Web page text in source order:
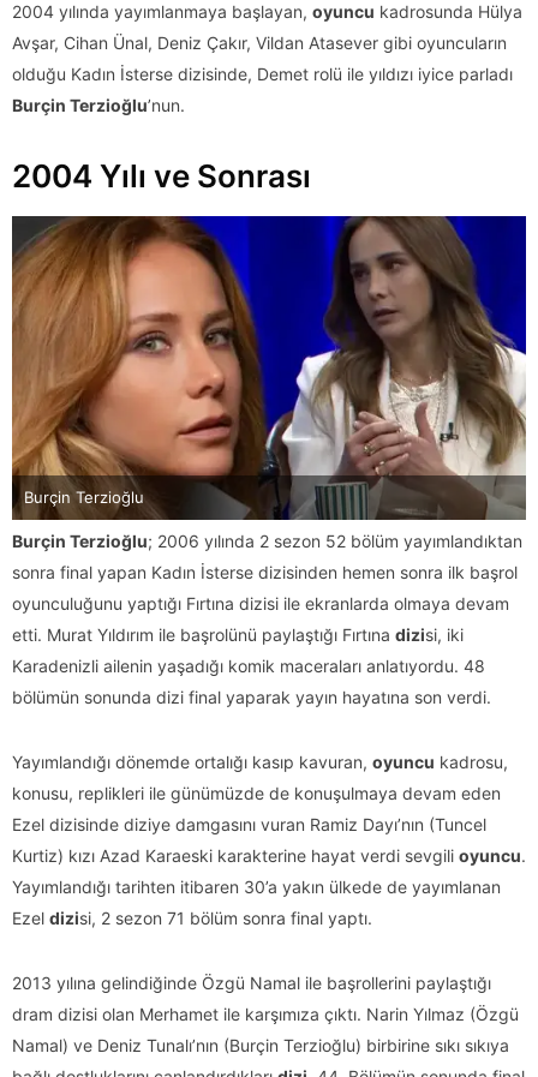
2004 yılında yayımlanmaya başlayan, oyuncu kadrosunda Hülya
Avşar, Cihan Ünal, Deniz Çakır, Vildan Atasever gibi oyuncuların
olduğu Kadın İsterse dizisinde, Demet rolü ile yıldızı iyice parladı
Burçin Terzioğlu’nun.
2004 Yılı ve Sonrası
Burçin Terzioğlu
Burçin Terzioğlu; 2006 yılında 2 sezon 52 bölüm yayımlandıktan
sonra final yapan Kadın İsterse dizisinden hemen sonra ilk başrol
oyunculuğunu yaptığı Fırtına dizisi ile ekranlarda olmaya devam
etti. Murat Yıldırım ile başrolünü paylaştığı Fırtına dizisi, iki
Karadenizli ailenin yaşadığı komik maceraları anlatıyordu. 48
bölümün sonunda dizi final yaparak yayın hayatına son verdi.
Yayımlandığı dönemde ortalığı kasıp kavuran, oyuncu kadrosu,
konusu, replikleri ile günümüzde de konuşulmaya devam eden
Ezel dizisinde diziye damgasını vuran Ramiz Dayı’nın (Tuncel
Kurtiz) kızı Azad Karaeski karakterine hayat verdi sevgili oyuncu.
Yayımlandığı tarihten itibaren 30’a yakın ülkede de yayımlanan
Ezel dizisi, 2 sezon 71 bölüm sonra final yaptı.
2013 yılına gelindiğinde Özgü Namal ile başrollerini paylaştığı
dram dizisi olan Merhamet ile karşımıza çıktı. Narin Yılmaz (Özgü
Namal) ve Deniz Tunalı’nın (Burçin Terzioğlu) birbirine sıkı sıkıya